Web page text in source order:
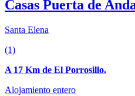
Casas Puerta de
Santa Elena
(1)
A 17 Km de El Porrosillo.
Alojamiento entero